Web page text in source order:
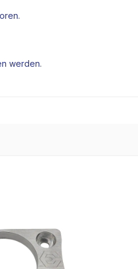
.
werden.